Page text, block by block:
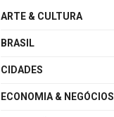
ARTE & CULTURA
BRASIL
CIDADES
ECONOMIA & NEGÓCIOS